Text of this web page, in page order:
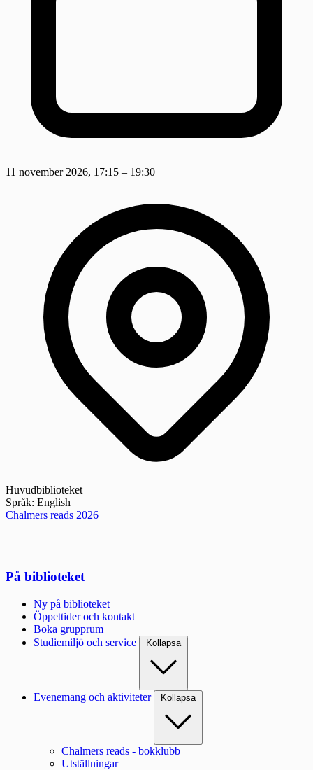
11 november 2026, 17:15 – 19:30
Huvudbiblioteket
Språk: English
Chalmers reads 2026
På biblioteket
Ny på biblioteket
Öppettider och kontakt
Boka grupprum
Studiemiljö och service
Kollapsa
Evenemang och aktiviteter Kollapsa
Chalmers reads - bokklubb
Utställningar